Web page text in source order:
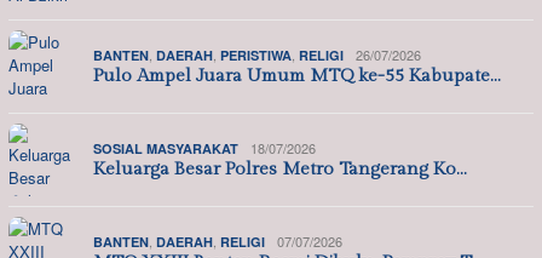
BANTEN, DAERAH, PERISTIWA, RELIGI 26/07/2026
Pulo Ampel Juara Umum MTQ ke-55 Kabupate…
SOSIAL MASYARAKAT 18/07/2026
Keluarga Besar Polres Metro Tangerang Ko…
BANTEN, DAERAH, RELIGI 07/07/2026